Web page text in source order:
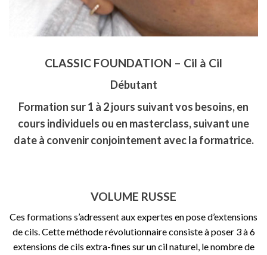
CLASSIC FOUNDATION – Cil à Cil
Débutant
Formation sur 1 à 2 jours suivant vos besoins, en
cours individuels ou en masterclass, suivant une
date à convenir conjointement avec la formatrice.
VOLUME RUSSE
Ces formations s’adressent aux expertes en pose d’extensions
de cils. Cette méthode révolutionnaire consiste à poser 3 à 6
extensions de cils extra-fines sur un cil naturel, le nombre de